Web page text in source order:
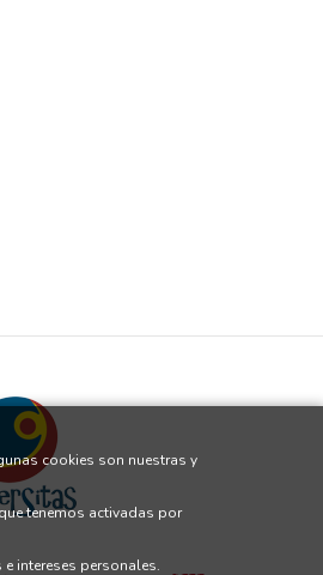
cookies son nuestras y
tenemos activadas por
intereses personales.